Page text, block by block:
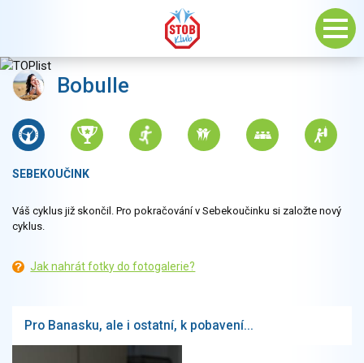
Bobulle
SEBEKOUČINK
Váš cyklus již skončil. Pro pokračování v Sebekoučinku si založte nový
cyklus.
Jak nahrát fotky do fotogalerie?
Pro Banasku, ale i ostatní, k pobavení...